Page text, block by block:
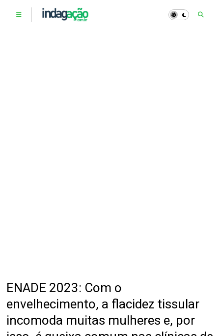
ENADE 2023: Com o
envelhecimento, a flacidez tissular
incomoda muitas mulheres e, por